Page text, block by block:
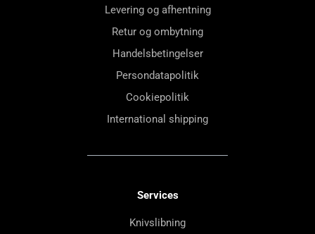
Levering og afhentning
Retur og ombytning
Handelsbetingelser
Persondatapolitik
Cookiepolitik
International shipping
Services
Knivslibning